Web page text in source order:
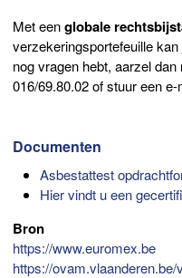
Met eenglobale
verzekeringsportefeuille
nog vragen hebt, aarzel
016/69.80.02 of stuur een
Documenten
Asbestattest
Hier vindt u een
Bron
https://www.euromex.be
https://